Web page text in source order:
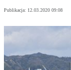
Publikacja: 12.03.2020 09:08